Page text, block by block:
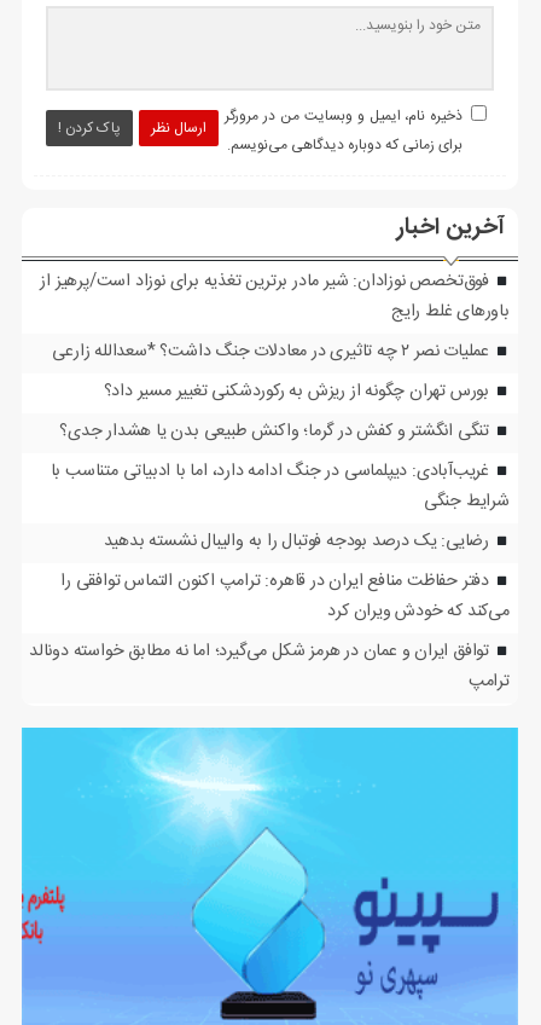
ارسال نظر پاک کردن !
ذخیره نام، ایمیل و وبسایت من در مرورگر
برای زمانی که دوباره دیدگاهی می‌نویسم.
آخرین اخبار
فوق‌تخصص نوزادان: شیر مادر برترین تغذیه برای نوزاد است/پرهیز از
باورهای غلط رایج
عملیات نصر ۲ چه تاثیری در معادلات جنگ داشت؟ *سعدالله زارعی
بورس تهران چگونه از ریزش به رکوردشکنی تغییر مسیر داد؟
تنگی انگشتر و کفش در گرما؛ واکنش طبیعی بدن یا هشدار جدی؟
غریب‌آبادی: دیپلماسی در جنگ ادامه دارد، اما با ادبیاتی متناسب با
شرایط جنگی
رضایی: یک درصد بودجه فوتبال را به والیبال نشسته بدهید
دفتر حفاظت منافع ایران در قاهره: ترامپ اکنون التماس توافقی را
می‌کند که خودش ویران کرد
توافق ایران و عمان در هرمز شکل می‌گیرد؛ اما نه مطابق خواسته دونالد
ترامپ